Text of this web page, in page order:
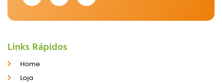
Links Rápidos
Home
Loja